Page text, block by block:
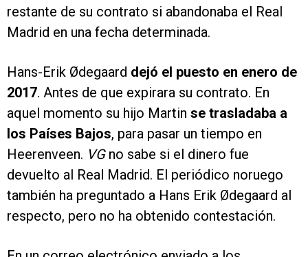
restante de su contrato si abandonaba el Real
Madrid en una fecha determinada.
Hans-Erik Ødegaard dejó el puesto en enero de
2017. Antes de que expirara su contrato. En
aquel momento su hijo Martin se trasladaba a
los Países Bajos, para pasar un tiempo en
Heerenveen. VG no sabe si el dinero fue
devuelto al Real Madrid. El periódico noruego
también ha preguntado a Hans Erik Ødegaard al
respecto, pero no ha obtenido contestación.